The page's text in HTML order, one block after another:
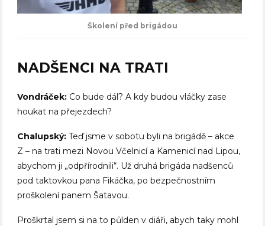
Školení před brigádou
NADŠENCI NA TRATI
Vondráček: Co bude dál? A kdy budou vláčky zase
houkat na přejezdech?
Chalupský: Teď jsme v sobotu byli na brigádě – akce
Z – na trati mezi Novou Včelnicí a Kamenicí nad Lipou,
abychom ji „odpřírodnili“. Už druhá brigáda nadšenců
pod taktovkou pana Fikáčka, po bezpečnostním
proškolení panem Šatavou.
Proškrtal jsem si na to půlden v diáři, abych taky mohl